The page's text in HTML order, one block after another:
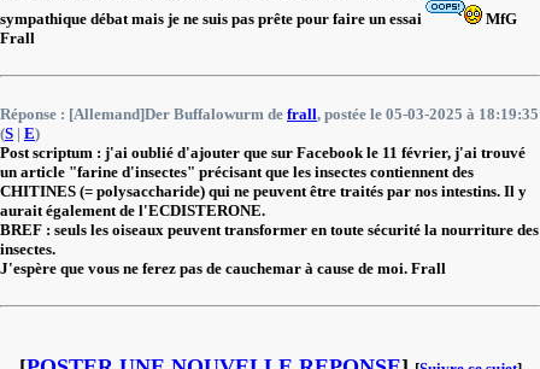
sympathique débat mais je ne suis pas prête pour faire un essai
MfG
Frall
Réponse : [Allemand]Der Buffalowurm de frall, postée le 05-03-2025 à 18:19:35
(S | E)
Post scriptum : j'ai oublié d'ajouter que sur Facebook le 11 février, j'ai trouvé
un article "farine d'insectes" précisant que les insectes contiennent des
CHITINES (= polysaccharide) qui ne peuvent être traités par nos intestins. Il y
aurait également de l'ECDISTERONE.
BREF : seuls les oiseaux peuvent transformer en toute sécurité la nourriture des
insectes.
J'espère que vous ne ferez pas de cauchemar à cause de moi. Frall